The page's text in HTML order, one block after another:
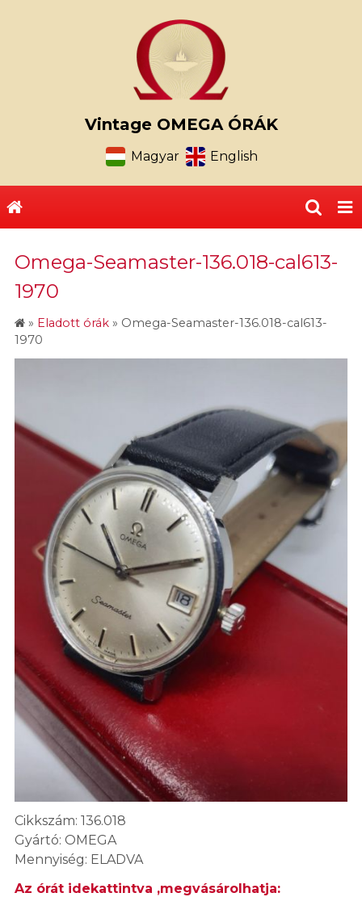
Vintage OMEGA ÓRÁK
Magyar English
Omega-Seamaster-136.018-cal613-
1970
» Eladott órák » Omega-Seamaster-136.018-cal613-
1970
Cikkszám: 136.018
Gyártó: OMEGA
Mennyiség: ELADVA
Az órát idekattintva ,megvásárolhatja: